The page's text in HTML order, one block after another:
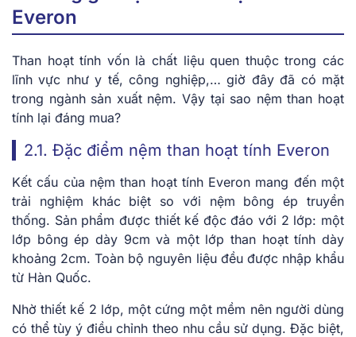
Everon
Than hoạt tính vốn là chất liệu quen thuộc trong các
lĩnh vực như y tế, công nghiệp,… giờ đây đã có mặt
trong ngành sản xuất nệm. Vậy tại sao nệm than hoạt
tính lại đáng mua?
2.1. Đặc điểm nệm than hoạt tính Everon
Kết cấu của nệm than hoạt tính Everon mang đến một
trải nghiệm khác biệt so với nệm bông ép truyền
thống. Sản phẩm được thiết kế độc đáo với 2 lớp: một
lớp bông ép dày 9cm và một lớp than hoạt tính dày
khoảng 2cm.Toàn bộ nguyên liệu đều được nhập khẩu
từ Hàn Quốc.
Nhờthiết kế 2 lớp, một cứng một mềm nên người dùng
có thể tùy ý điều chỉnh theo nhu cầu sử dụng. Đặc biệt,